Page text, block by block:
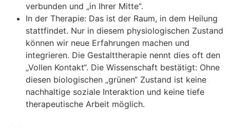
verbunden und „in Ihrer Mitte“.
In der Therapie: Das ist der Raum, in dem Heilung
stattfindet. Nur in diesem physiologischen Zustand
können wir neue Erfahrungen machen und
integrieren. Die Gestalttherapie nennt dies oft den
„Vollen Kontakt“. Die Wissenschaft bestätigt: Ohne
diesen biologischen „grünen“ Zustand ist keine
nachhaltige soziale Interaktion und keine tiefe
therapeutische Arbeit möglich.